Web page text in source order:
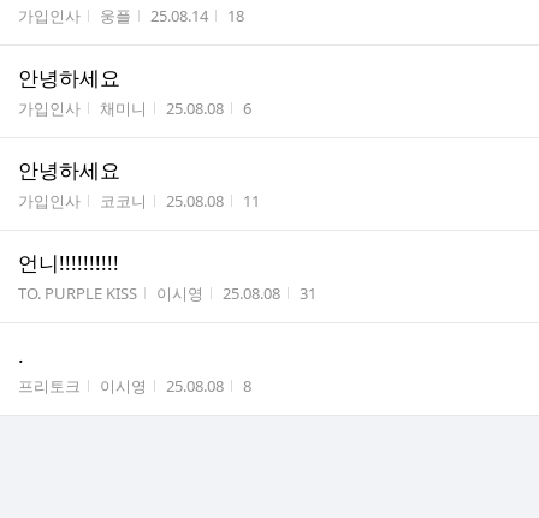
게시판명
가입인사 작성자
웅플 작성시간
25.08.14 조회수
18
안녕하세요
게시판명
가입인사 작성자
채미니 작성시간
25.08.08 조회수
6
안녕하세요
게시판명
가입인사 작성자
코코니 작성시간
25.08.08 조회수
11
언니!!!!!!!!!!
게시판명
TO. PURPLE KISS 작성자
이시영 작성시간
25.08.08 조회수
31
.
게시판명
프리토크 작성자
이시영 작성시간
25.08.08 조회수
8